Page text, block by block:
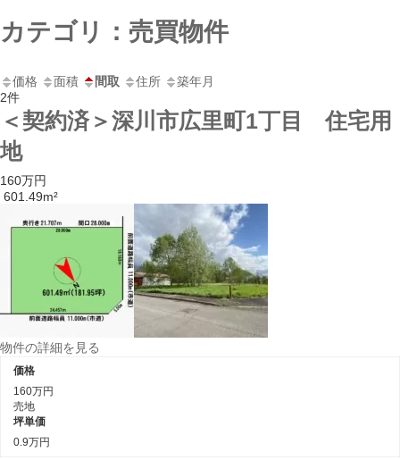
コ
ン
ツ
へ
ス
ッ
プ
ナ
ビ
シ
ョ
ン
移
動
カテゴリ：売買物件
価格 面積 間取 住所
築年月
2件
＜契約済＞深川市広里町1丁目 住宅用
地
160万円
601.49m²
物件の詳細を見る
価格
160万円
売地
坪単価
0.9万円